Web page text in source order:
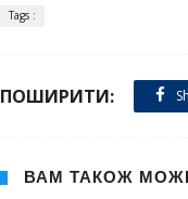
Tags :
ПОШИРИТИ:
ВАМ ТАКОЖ